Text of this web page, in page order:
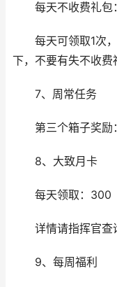
每天不收费礼包
每天可领取1次，
下，不要有失不收费
7、周常任务
第三个箱子奖励
8、大致月卡
每天领取：300
详情请指挥官查
9、每周福利